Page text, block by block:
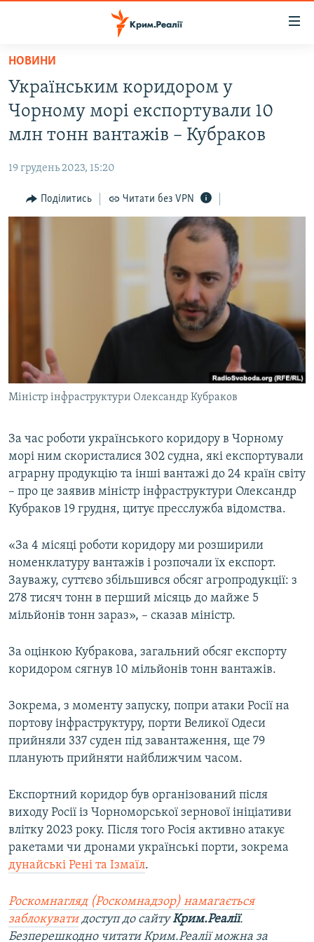
Перейти
основного
матеріалу
Перейти
до
основної
навігації
Перейти
до
пошуку
ВОДА.КРИМ
ВІДЕО ТА ФОТО
БЛОГИ
ПОГЛЯД
ІНТЕРВ'Ю
ВІДЕОУРОКИ «ELIFBE»
СВІДЧЕННЯ ОКУПАЦІЇ
УКРАЇНСЬКА ПРОБЛЕМА КРИМУ
ІНФОГРАФІКА
Qırımtatar
ДОЛУЧАЙСЯ!
Усі сайти RFE/RL
НОВИНИ
Українським коридором у
Чорному морі експортували 10
млн тонн вантажів – Кубраков
19 грудень 2023, 15:20
Поділитись Читати без VPN
Міністр інфраструктури Олександр Кубраков
За час роботи українського коридору в Чорному
морі ним скористалися 302 судна, які експортували
аграрну продукцію та інші вантажі до 24 країн світу
– про це заявив міністр інфраструктури Олександр
Кубраков 19 грудня, цитує пресслужба відомства.
«За 4 місяці роботи коридору ми розширили
номенклатуру вантажів і розпочали їх експорт.
Зауважу, суттєво збільшився обсяг агропродукції: з
278 тисяч тонн в перший місяць до майже 5
мільйонів тонн зараз», – сказав міністр.
За оцінкою Кубракова, загальний обсяг експорту
коридором сягнув 10 мільйонів тонн вантажів.
Зокрема, з моменту запуску, попри атаки Росії на
портову інфраструктуру, порти Великої Одеси
прийняли 337 суден під завантаження, ще 79
планують прийняти найближчим часом.
Експортний коридор був організований після
виходу Росії із Чорноморської зернової ініціативи
влітку 2023 року. Після того Росія активно атакує
ракетами чи дронами українські порти, зокрема
дунайські Рені та Ізмаїл.
Роскомнагляд (Роскомнадзор) намагається
заблокуватидоступ до сайтуКрим.Реалії.
Безперешкодно читати Крим.Реалії можна за